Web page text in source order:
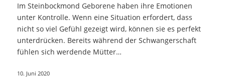
Im Steinbockmond Geborene haben ihre Emotionen
unter Kontrolle. Wenn eine Situation erfordert, dass
nicht so viel Gefühl gezeigt wird, können sie es perfekt
unterdrücken. Bereits während der Schwangerschaft
fühlen sich werdende Mütter…
10. Juni 2020